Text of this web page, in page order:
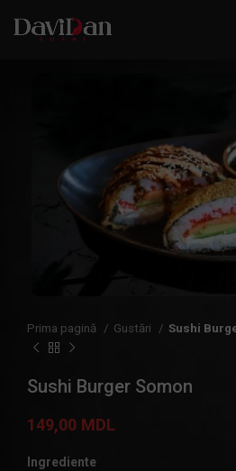
Prima pagină Gustări Sushi
Sushi Burger Somon
149,00 MDL
Ingrediente